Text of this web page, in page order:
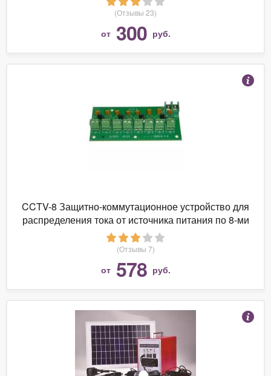
(Отзывы 23)
от 300 руб.
CCTV-8 Защитно-коммутационное устройство для
распределения тока от источника питания по 8-ми
каналам
(Отзывы 7)
от 578 руб.